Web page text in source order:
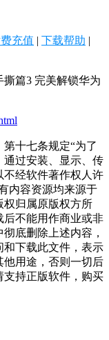
充值 | 下载帮助 |
撕篇3 完美解锁华为
十七条规定“为了
通过安装、显示、传
不经软件著作权人许
内容资源均来源于
权归属原版权方所
后不能用作商业或非
底删除上述内容，
和下载此文件，表示
他用途，否则一切后
支持正版软件，购买